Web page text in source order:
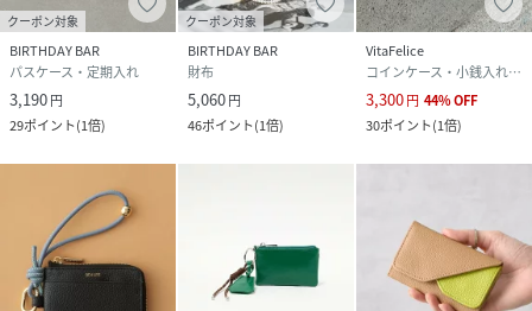
クーポン対象
BIRTHDAY BAR
パスケース・定期入れ
3,190円
29ポイント(1倍)
クーポン対象
BIRTHDAY BAR
財布
5,060円
46ポイント(1倍)
VitaFelice
コインケース・小銭入れ・札入れ
3,300円 44%OFF
30ポイント(1倍)